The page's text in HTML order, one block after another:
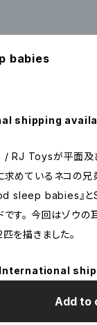
babies
shipping
RJ Toysが平面及び
求めているネコの兄
sleep babies』と
です。 今回はゾウ
を描きました。
International
Add to